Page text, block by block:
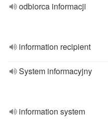
odbiorca informacji
information recipient
System informacyjny
information system